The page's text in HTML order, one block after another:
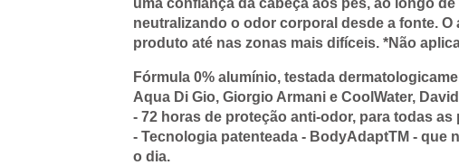
uma confiança da cabeça aos pés, ao longo
neutralizando o odor corporal desde a fonte.
produto até nas zonas mais difíceis. *Não
Fórmula 0% alumínio, testada
Aqua Di Gio, Giorgio Armani e CoolWater,
- 72 horas de proteção anti-odor, para todas
- Tecnologia patenteada - BodyAdaptTM - que
o dia.